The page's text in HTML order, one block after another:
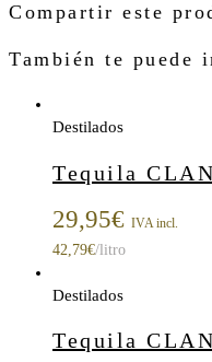
Compartir este
También te puede
Destilados
Tequila
29,95€ IVA incl.
42,79€/litro
Destilados
Tequila